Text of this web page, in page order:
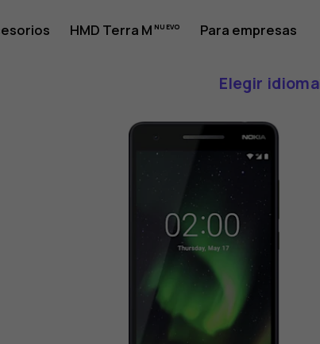
HMD Terra M
Para empresas
Elegir idioma